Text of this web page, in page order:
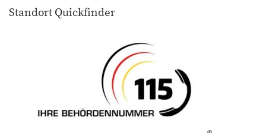
Standort Quickfinder